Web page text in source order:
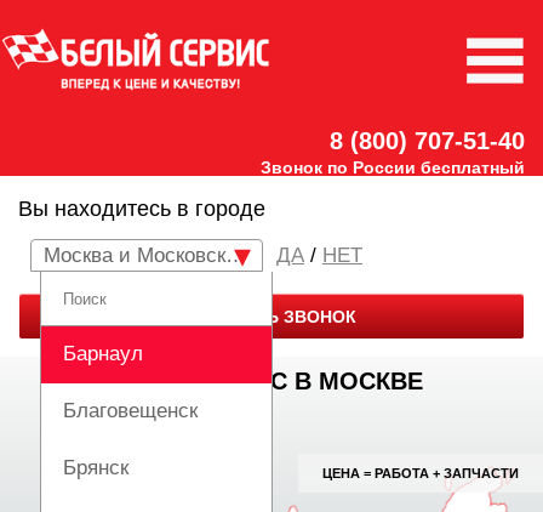
8 (800) 707-51-40
Звонок по России бесплатный
Вы находитесь в городе
Москва и Московская область
Барнаул
Благовещенск
Брянск
/ НЕТ
ЗАКАЗАТЬ ЗВОНОК
АВТОСЕРВИС В МОСКВЕ
ЦЕНА = РАБОТА + ЗАПЧАСТИ